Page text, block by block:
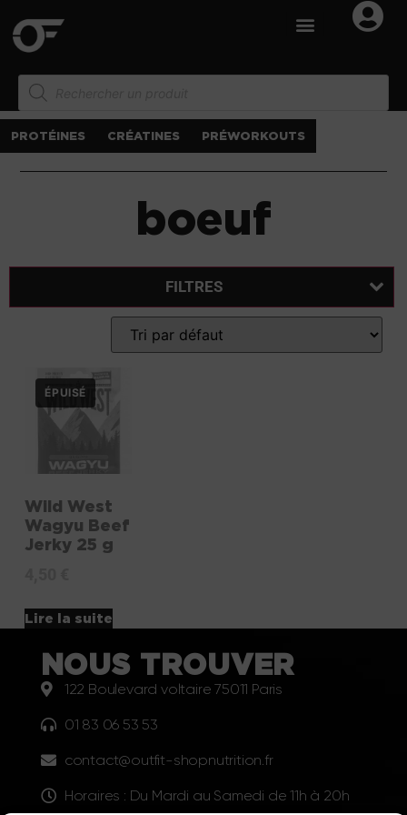
PROTÉINES CRÉATINES PRÉWORKOUTS
boeuf
FILTRES
Wild West
Wagyu Beef
Jerky 25 g
Lire la suite
NOUS TROUVER
122 Boulevard voltaire 75011 Paris
01 83 06 53 53
contact@outfit-shopnutrition.fr
Horaires : Du Mardi au Samedi de 11h à 20h